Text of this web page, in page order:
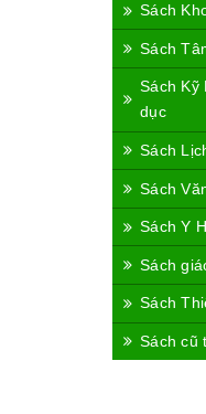
Sách
Sách
Sách Kỹ
dục
Sách
Sách
Sách Y
Sách
Sách
Sách cũ